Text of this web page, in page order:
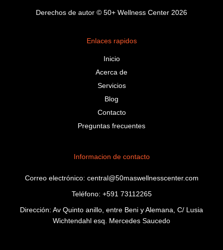
Derechos de autor © 50+ Wellness Center 2026
Enlaces rapidos
Inicio
Acerca de
Servicios
Blog
Contacto
Preguntas frecuentes
Informacion de contacto
Correo electrónico: central@50maswellnesscenter.com
Teléfono: +591 73112265
Dirección: Av Quinto anillo, entre Beni y Alemana, C/ Lusia
Wichtendahl esq. Mercedes Saucedo